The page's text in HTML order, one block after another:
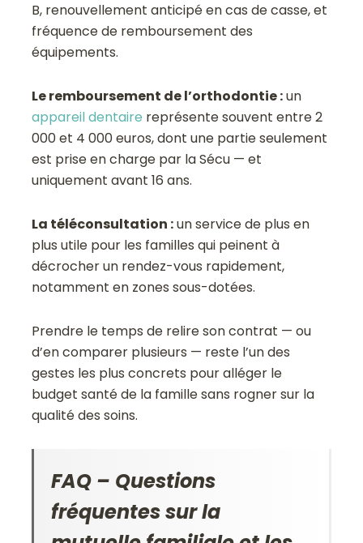
B, renouvellement anticipé en cas de casse, et
fréquence de remboursement des
équipements.
Le remboursement de l’orthodontie :un
appareil dentaire représente souvent entre 2
000 et 4 000 euros, dont une partie seulement
est prise en charge par la Sécu — et
uniquement avant 16 ans.
La téléconsultation :un service de plus en
plus utile pour les familles qui peinent à
décrocher un rendez-vous rapidement,
notamment en zones sous-dotées.
Prendre le temps de relire son contrat — ou
d’en comparer plusieurs — reste l’un des
gestes les plus concrets pour alléger le
budget santé de la famille sans rogner sur la
qualité des soins.
FAQ – Questions
fréquentes sur la